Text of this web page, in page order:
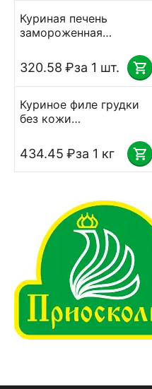
Куриная печень
замороженная
Приосколье вес
320.58 ₽за 1 шт.
Куриное филе грудки
без кожи
вес Приосколье
434.45 ₽за 1 кг